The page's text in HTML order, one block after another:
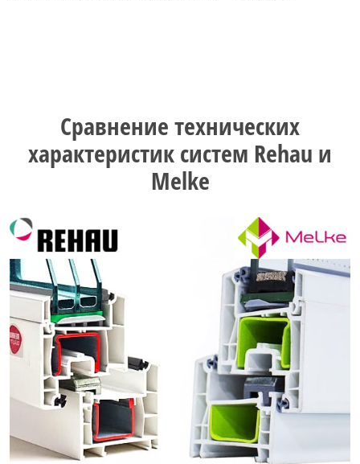
Сравнение технических
характеристик систем Rehau и
Melke